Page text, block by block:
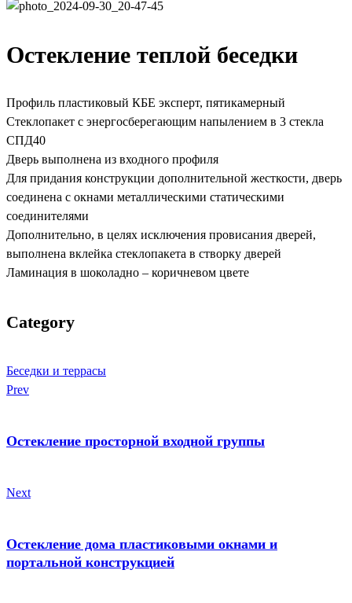
Остекление теплой беседки
Профиль пластиковый КБЕ эксперт, пятикамерный
Стеклопакет с энергосберегающим напылением в 3 стекла
СПД40
Дверь выполнена из входного профиля
Для придания конструкции дополнительной жесткости, дверь
соединена с окнами металлическими статическими
соединителями
Дополнительно, в целях исключения провисания дверей,
выполнена вклейка стеклопакета в створку дверей
Ламинация в шоколадно – коричневом цвете
Category
Беседки и террасы
Prev
Остекление просторной входной группы
Next
Остекление дома пластиковыми окнами и
портальной конструкцией